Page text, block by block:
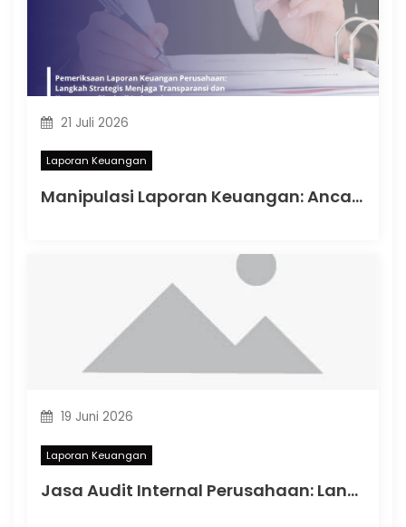
21 Juli 2026
Laporan Keuangan
Manipulasi Laporan Keuangan: Ancaman Serius terhadap Integritas Bisnis dan Kepatuhan Perpajakan
19 Juni 2026
Laporan Keuangan
Jasa Audit Internal Perusahaan: Langkah Strategis Memastikan Efisiensi dan Kepatuhan Bisnis di Indonesia